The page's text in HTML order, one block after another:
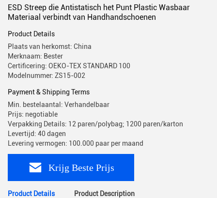
ESD Streep die Antistatisch het Punt Plastic Wasbaar
Materiaal verbindt van Handhandschoenen
Product Details
Plaats van herkomst: China
Merknaam: Bester
Certificering: OEKO-TEX STANDARD 100
Modelnummer: ZS15-002
Payment & Shipping Terms
Min. bestelaantal: Verhandelbaar
Prijs: negotiable
Verpakking Details: 12 paren/polybag; 1200 paren/karton
Levertijd: 40 dagen
Levering vermogen: 100.000 paar per maand
Krijg Beste Prijs
Product Details Product Description